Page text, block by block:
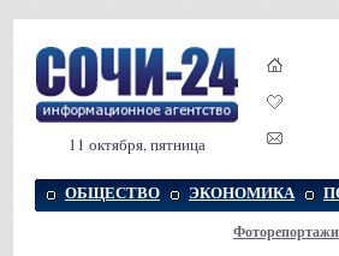
11 октября, пятница
ОБЩЕСТВО ЭКОНОМИКА
Фоторепортажи